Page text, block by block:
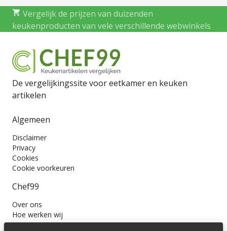
Vergelijk de prijzen van duizenden
keukenproducten van vele verschillende webwinkels
De vergelijkingssite voor eetkamer en keuken
artikelen
Algemeen
Disclaimer
Privacy
Cookies
Cookie voorkeuren
Chef99
Over ons
Hoe werken wij
Contact